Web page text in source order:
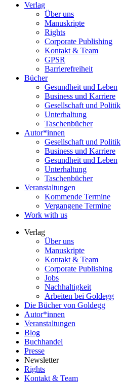
Verlag
Über uns
Manuskripte
Rights
Corporate Publishing
Kontakt & Team
GPSR
Barrierefreiheit
Bücher
Gesundheit und Leben
Business und Karriere
Gesellschaft und Politik
Unterhaltung
Taschenbücher
Autor*innen
Gesellschaft und Politik
Business und Karriere
Gesundheit und Leben
Unterhaltung
Taschenbücher
Veranstaltungen
Kommende Termine
Vergangene Termine
Work with us
Verlag
Über uns
Manuskripte
Kontakt & Team
Corporate Publishing
Jobs
Nachhaltigkeit
Arbeiten bei Goldegg
Die Bücher von Goldegg
Autor*innen
Veranstaltungen
Blog
Buchhandel
Presse
Newsletter
Rights
Kontakt & Team